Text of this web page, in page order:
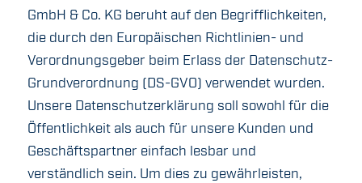
GmbH & Co. KG beruht auf den Begrifflichkeiten,
die durch den Europäischen Richtlinien- und
Verordnungsgeber beim Erlass der Datenschutz-
Grundverordnung (DS-GVO) verwendet wurden.
Unsere Datenschutzerklärung soll sowohl für die
Öffentlichkeit als auch für unsere Kunden und
Geschäftspartner einfach lesbar und
verständlich sein. Um dies zu gewährleisten,